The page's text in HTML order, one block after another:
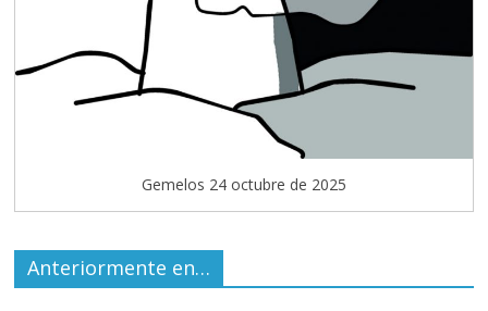
Gemelos 24 octubre de 2025
Anteriormente en…